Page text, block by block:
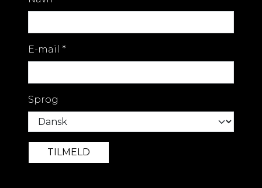
E-mail *
Sprog